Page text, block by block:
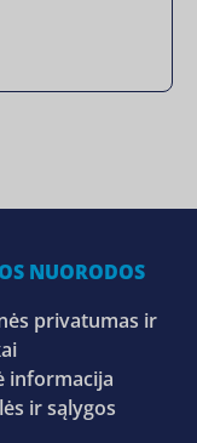
NUORODOS
privatumas ir
informacija
ir sąlygos